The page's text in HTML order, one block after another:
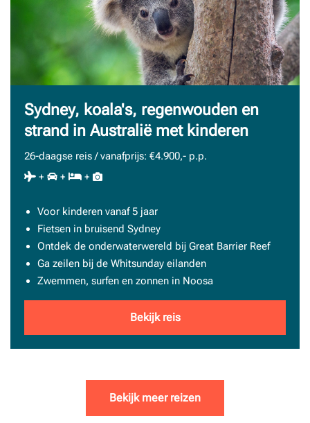
Sydney, koala's, regenwouden en
strand in Australië met kinderen
26-daagse reis / vanafprijs: €4.900,- p.p.
+
+ +
Voor kinderen vanaf 5 jaar
Fietsen in bruisend Sydney
Ontdek de onderwaterwereld bij Great Barrier Reef
Ga zeilen bij de Whitsunday eilanden
Zwemmen, surfen en zonnen in Noosa
Bekijk reis
Bekijk meer reizen